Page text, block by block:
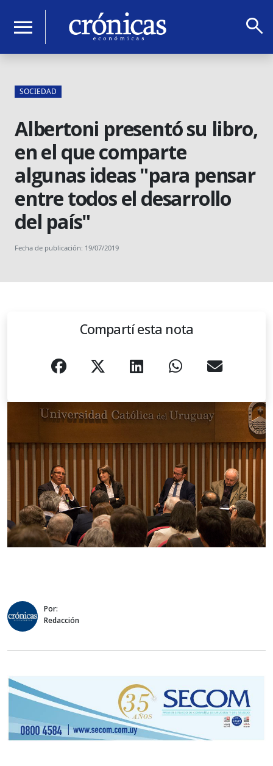
menu search
SOCIEDAD
Albertoni presentó su libro,
en el que comparte
algunas ideas "para pensar
entre todos el desarrollo
del país"
Fecha de publicación: 19/07/2019
Compartí esta nota
Por:
Redacción